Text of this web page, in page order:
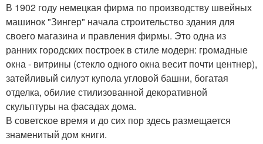
В 1902 году немецкая фирма по производству швейных
машинок "Зингер" начала строительство здания для
своего магазина и правления фирмы. Это одна из
ранних городских построек в стиле модерн: громадные
окна - витрины (стекло одного окна весит почти центнер),
затейливый силуэт купола угловой башни, богатая
отделка, обилие стилизованной декоративной
скульптуры на фасадах дома.
В советское время и до сих пор здесь размещается
знаменитый дом книги.